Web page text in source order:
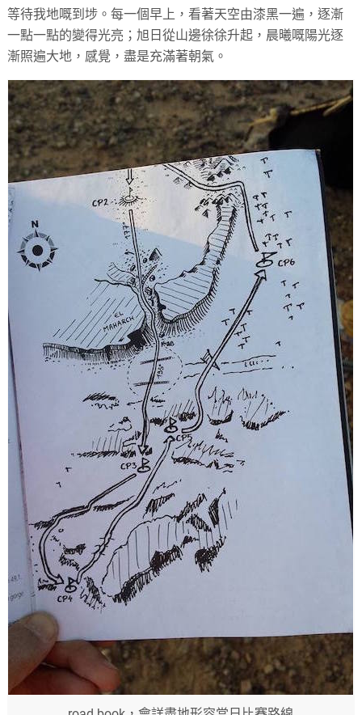
等待我地嘅到埗。每一個早上，看著天空由漆黑一遍，逐漸
一點一點的變得光亮；旭日從山邊徐徐升起，晨曦嘅陽光逐
漸照遍大地，感覺，盡是充滿著朝氣。